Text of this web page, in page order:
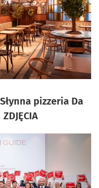
pizzeria Da